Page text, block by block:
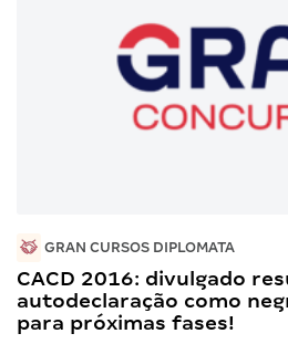
GRAN CURSOS DIPLOMATA
CACD 2016: divulgado
autodeclaração como
para próximas fases!